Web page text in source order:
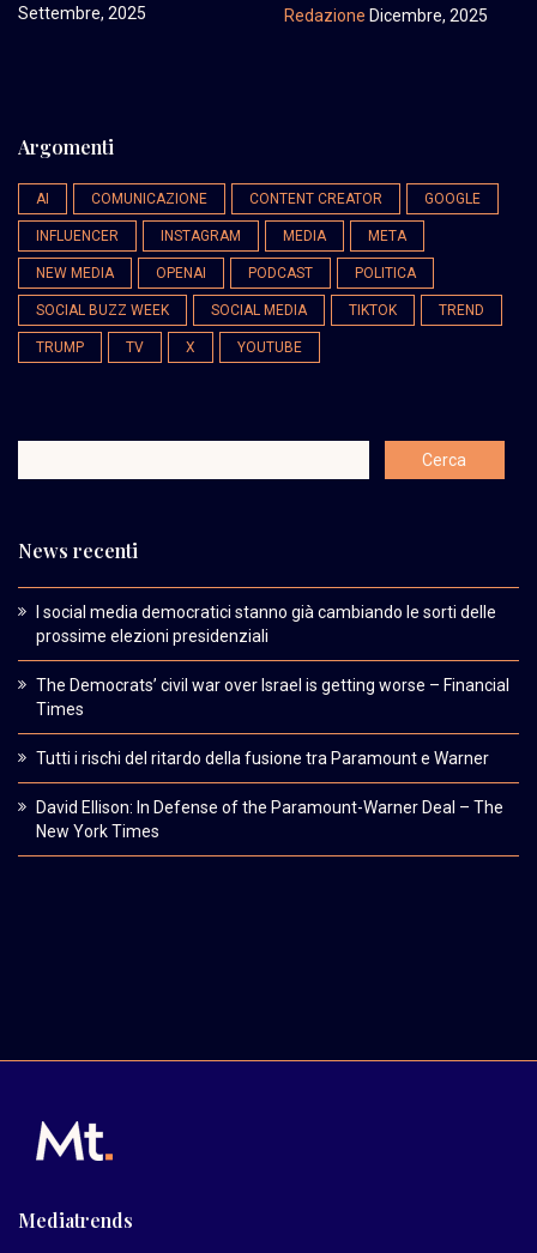
Settembre, 2025
Redazione Dicembre, 2025
Argomenti
AI COMUNICAZIONE CONTENT CREATOR GOOGLE
INFLUENCER INSTAGRAM MEDIA META
NEW MEDIA OPENAI PODCAST POLITICA
SOCIAL BUZZ WEEK SOCIAL MEDIA TIKTOK TREND
TRUMP TV X YOUTUBE
News recenti
I social media democratici stanno già cambiando le sorti delle
prossime elezioni presidenziali
The Democrats’ civil war over Israel is getting worse – Financial
Times
Tutti i rischi del ritardo della fusione tra Paramount e Warner
David Ellison: In Defense of the Paramount-Warner Deal – The
New York Times
Mediatrends